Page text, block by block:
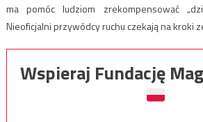
ma pomóc ludziom zrekompensować
Nieoficjalni przywódcy ruchu czekają na kroki
Wspieraj Fundację